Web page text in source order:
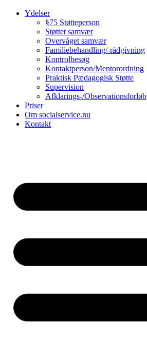
Ydelser
§75 Støtteperson
Støttet samvær
Overvåget samvær
Familiebehandling/-rådgivning
Kontrolbesøg
Kontaktperson/Mentorordning
Praktisk Pædagogisk Støtte
Supervision
Afklarings-/Observationsforløb
Priser
Om socialservice.nu
Kontakt